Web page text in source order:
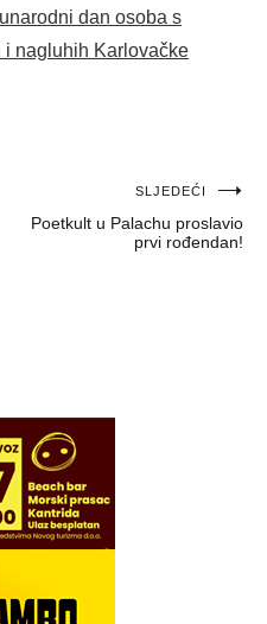
dan osoba s
nagluhih Karlovačke
SLJEDEĆI
Poetkult u Palachu proslavio
prvi rođendan!